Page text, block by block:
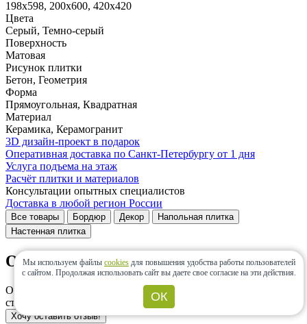
198x598, 200x600, 420x420
Цвета
Серый, Темно-серый
Поверхность
Матовая
Рисунок плитки
Бетон, Геометрия
Форма
Прямоугольная, Квадратная
Материал
Керамика, Керамогранит
3D дизайн-проект в подарок
Оперативная доставка по Санкт-Петербургу от 1 дня
Услуга подъема на этаж
Расчёт плитки и материалов
Консультации опытных специалистов
Доставка в любой регион России
Все товары Бордюр Декор
Напольная плитка
Настенная плитка
Отзывы и оценки
Отзывов о коллекции Sonata пока нет. Оставьте свой отзыв и
станьте первым!
Хочу оставить отзыв!
Мы используем файлы cookies для повышения удобства работы пользователей
с сайтом. Продолжая использовать сайт вы даете свое согласие на эти действия.
ОК